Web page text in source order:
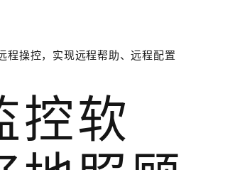
程操控，实现远程帮助、远程配置
控软